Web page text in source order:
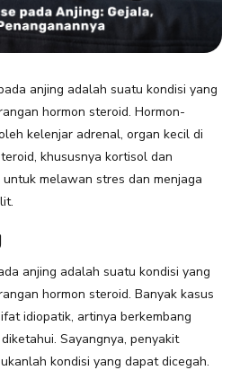
anjing adalah suatu kondisi yang
hormon steroid. Hormon-
kelenjar adrenal, organ kecil di
khususnya kortisol dan
melawan stres dan menjaga
anjing adalah suatu kondisi yang
hormon steroid. Banyak kasus
idiopatik, artinya berkembang
Sayangnya, penyakit
kondisi yang dapat dicegah.